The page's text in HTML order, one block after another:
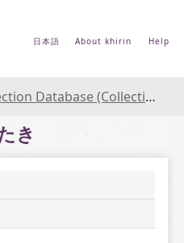
日本語 About khirin Help
Database of the National Museum of Japanese History)
き